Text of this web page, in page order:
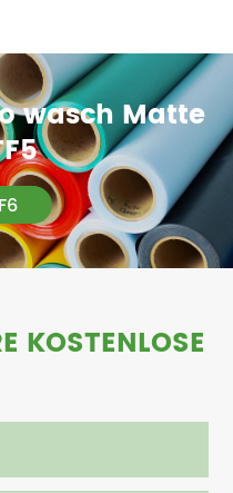
wasch Matte
KOSTENLOSE